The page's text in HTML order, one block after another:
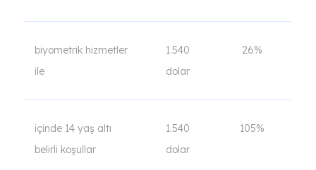
biyometrik hizmetler
ile
1.540
dolar
26%
içinde 14 yaş altı
belirli koşullar
1.540
dolar
105%